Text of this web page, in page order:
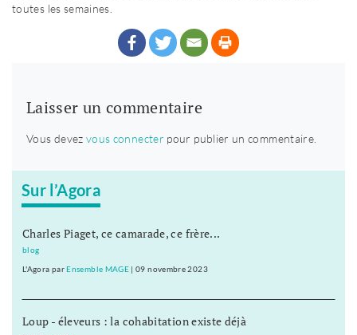
toutes les semaines.
Laisser un commentaire
Vous devez vous connecter pour publier un commentaire.
Sur l’Agora
Charles Piaget, ce camarade, ce frère...
blog
L'Agora parEnsemble MAGE |09 novembre 2023
Loup - éleveurs : la cohabitation existe déjà